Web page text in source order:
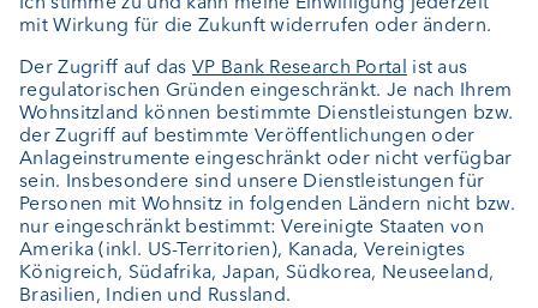
Über uns
Portrait
Jobs
News
Kundenfeedback
Kontakt
Geschäftsbericht
Cookie-Einstellungen